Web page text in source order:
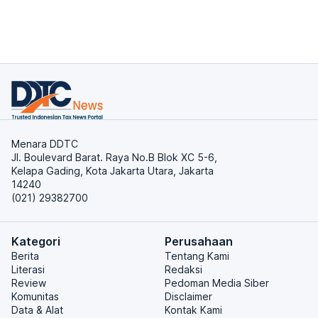
Menara DDTC
Jl. Boulevard Barat. Raya No.B Blok XC 5-6,
Kelapa Gading, Kota Jakarta Utara, Jakarta
14240
(021) 29382700
Kategori
Berita
Literasi
Review
Komunitas
Data & Alat
Perusahaan
Tentang Kami
Redaksi
Pedoman Media Siber
Disclaimer
Kontak Kami